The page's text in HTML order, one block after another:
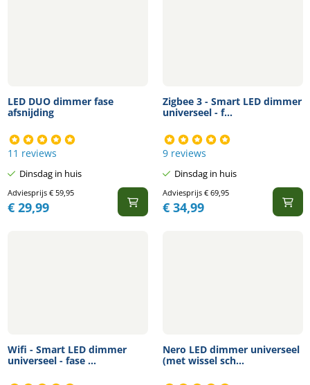
LED DUO dimmer fase
afsnijding
11 reviews
Dinsdag in huis
Adviesprijs €59,95
€29,99
Zigbee 3 - Smart LED dimmer
universeel - f...
9 reviews
Dinsdag in huis
Adviesprijs €69,95
€34,99
Wifi - Smart LED dimmer
universeel - fase ...
Nero LED dimmer universeel
(met wissel sch...